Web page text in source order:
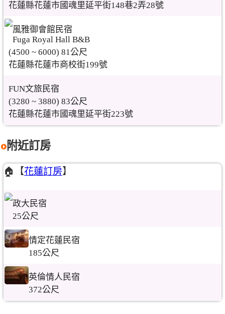
花蓮縣花蓮市國魂里延平街148巷2弄28號
風雅御會館民宿
Fuga Royal Hall B&B
(4500 ~ 6000) 81公尺
花蓮縣花蓮市商校街199號
FUN文旅民宿
(3280 ~ 3880) 83公尺
花蓮縣花蓮市國魂里延平街223號
附近訂房
🏠【花蓮訂房】
政大民宿
25公尺
情定花蓮民宿
185公尺
英倫情人民宿
372公尺